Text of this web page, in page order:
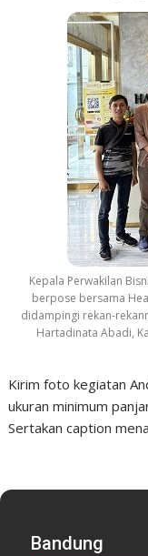
Kepala Perwakilan
berpose bersama
didampingi rekan-
Hartadinata Abadi,
Kirim foto kegiatan
ukuran minimum
Sertakan caption
Bandung